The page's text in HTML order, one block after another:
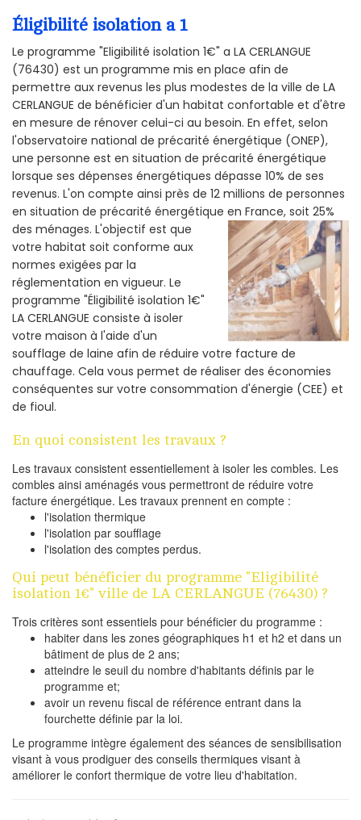
Éligibilité isolation a 1
Le programme "Eligibilité isolation 1€" a LA CERLANGUE
(76430) est un programme mis en place afin de
permettre aux revenus les plus modestes de la ville de LA
CERLANGUE de bénéficier d'un habitat confortable et d'être
en mesure de rénover celui-ci au besoin. En effet, selon
l'observatoire national de précarité énergétique (ONEP),
une personne est en situation de précarité énergétique
lorsque ses dépenses énergétiques dépasse 10% de ses
revenus. L'on compte ainsi près de 12 millions de personnes
en situation de précarité énergétique en France, soit 25%
des ménages. L'objectif est que
votre habitat soit conforme aux
normes exigées par la
réglementation en vigueur. Le
programme "Éligibilité isolation 1€"
LA CERLANGUE consiste à isoler
votre maison à l'aide d'un
soufflage de laine afin de réduire votre facture de
chauffage. Cela vous permet de réaliser des économies
conséquentes sur votre consommation d'énergie (CEE) et
de fioul.
En quoi consistent les travaux ?
Les travaux consistent essentiellement à isoler les combles. Les
combles ainsi aménagés vous permettront de réduire votre
facture énergétique. Les travaux prennent en compte :
l'isolation thermique
l'isolation par soufflage
l'isolation des comptes perdus.
Qui peut bénéficier du programme "Eligibilité
isolation 1€" ville de LA CERLANGUE (76430) ?
Trois critères sont essentiels pour bénéficier du programme :
habiter dans les zones géographiques h1 et h2 et dans un
bâtiment de plus de 2 ans;
atteindre le seuil du nombre d'habitants définis par le
programme et;
avoir un revenu fiscal de référence entrant dans la
fourchette définie par la loi.
Le programme intègre également des séances de sensibilisation
visant à vous prodiguer des conseils thermiques visant à
améliorer le confort thermique de votre lieu d'habitation.